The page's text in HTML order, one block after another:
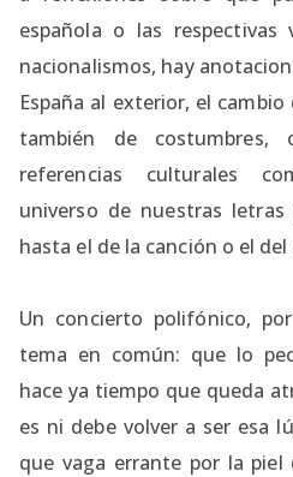
española o las
nacionalismos, hay
España al exterior, el
también de
referencias culturales
universo de nuestras
hasta el de la canción o el
Un concierto polifónico,
tema en común: que lo
hace ya tiempo que queda
es ni debe volver a ser esa
que vaga errante por la